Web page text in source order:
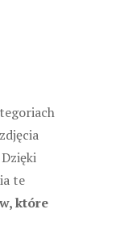
te
które